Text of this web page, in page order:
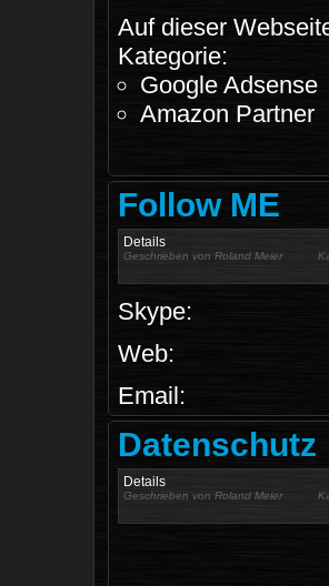
Auf dieser
Kategorie:
Google Adsense
Amazon Partner
Follow ME
Details
Geschrieben von Roland Meier
Skype:
Web:
Email:
Datenschutz
Details
Geschrieben von Roland Meier